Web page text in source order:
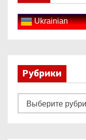
Ukrainian
Рубрики
у